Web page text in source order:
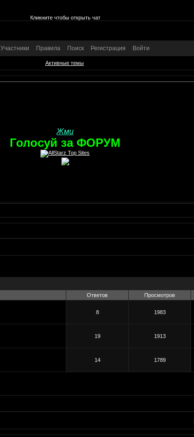
Кликните чтобы открыть чат
Участники Правила Поиск Регистрация Войти
Активные темы
Жми
Голосуй за ФОРУМ
Ответов Просмотров
8
1983
19
1913
14
1789